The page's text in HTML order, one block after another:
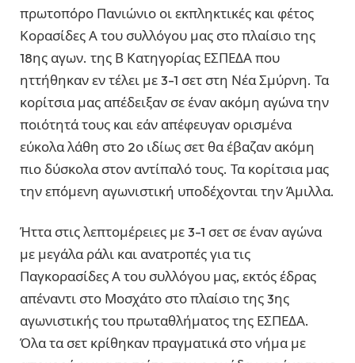
πρωτοπόρο Πανιώνιο οι εκπληκτικές και φέτος
Κορασίδες Α του συλλόγου μας στο πλαίσιο της
18ης αγων. της Β Κατηγορίας ΕΣΠΕΔΑ που
ηττήθηκαν εν τέλει με 3-1 σετ στη Νέα Σμύρνη. Τα
κορίτσια μας απέδειξαν σε έναν ακόμη αγώνα την
ποιότητά τους και εάν απέφευγαν ορισμένα
εύκολα λάθη στο 2ο ιδίως σετ θα έβαζαν ακόμη
πιο δύσκολα στον αντίπαλό τους. Τα κορίτσια μας
την επόμενη αγωνιστική υποδέχονται την Άμιλλα.
Ήττα στις λεπτομέρειες με 3-1 σετ σε έναν αγώνα
με μεγάλα ράλι και ανατροπές για τις
Παγκορασίδες Α του συλλόγου μας, εκτός έδρας
απέναντι στο Μοσχάτο στο πλαίσιο της 3ης
αγωνιστικής του πρωταθλήματος της ΕΣΠΕΔΑ.
Όλα τα σετ κρίθηκαν πραγματικά στο νήμα με